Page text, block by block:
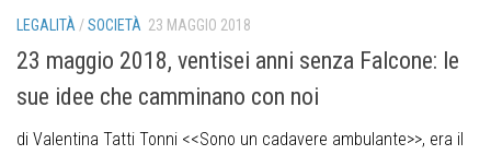
LEGALITÀ/SOCIETÀ 23 MAGGIO 2018
23 maggio 2018, ventisei anni senza Falcone: le
sue idee che camminano con noi
di Valentina Tatti Tonni <<Sono un cadavere ambulante>>, era il